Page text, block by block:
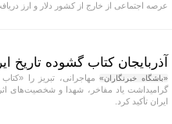
عرصه اجتماعی از خارج از کشور دلار و ارز
آذربایجان کتاب گشوده
«باشگاه خبرنگاران»مهاجرانی، تبریز را
گرامیداشت یاد مفاخر، شهدا و شخصیت‌های
ایران تأکید کرد.